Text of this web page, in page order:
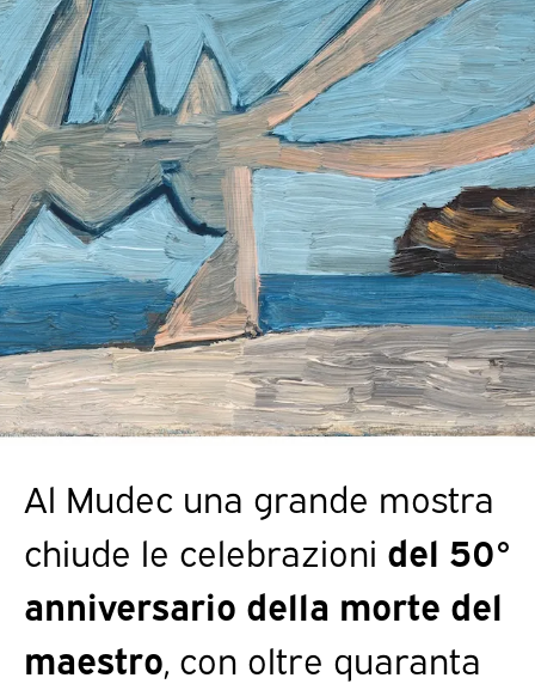
Al Mudec una grande mostra
chiude le celebrazioni del 50°
anniversario della morte del
maestro, con oltre quaranta